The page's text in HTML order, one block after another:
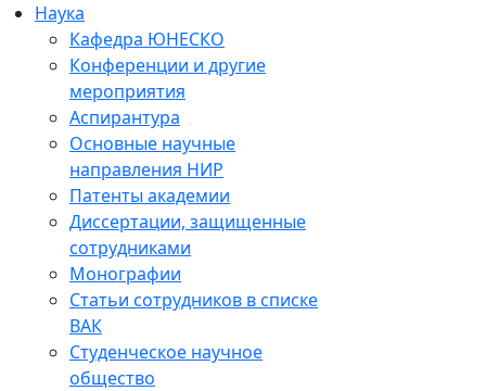
Наука
Кафедра ЮНЕСКО
Конференции и другие
мероприятия
Аспирантура
Основные научные
направления НИР
Патенты академии
Диссертации, защищенные
сотрудниками
Монографии
Статьи сотрудников в списке
ВАК
Студенческое научное
общество